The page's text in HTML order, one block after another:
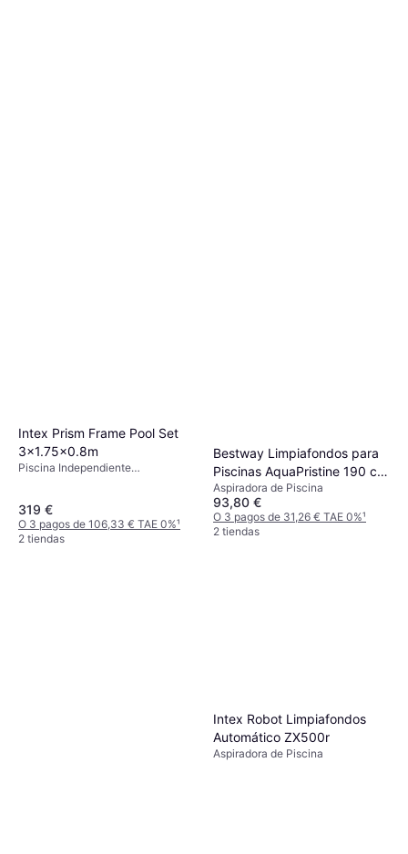
Intex Prism Frame Pool Set
3x1.75x0.8m
Piscina Independiente
319 €
O 3 pagos de 106,33 € TAE 0%¹
2 tiendas
Bestway Limpiafondos para
Piscinas AquaPristine 190 cm
1 Cabezal de Aspiración Azul
Aspiradora de Piscina
93,80 €
O 3 pagos de 31,26 € TAE 0%¹
2 tiendas
Intex Robot Limpiafondos
Automático ZX500r
Aspiradora de Piscina